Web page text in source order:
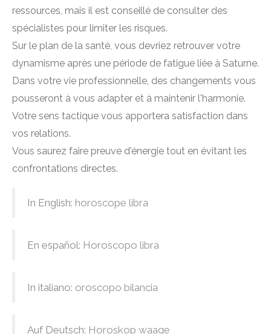
ressources, mais il est conseillé de consulter des
spécialistes pour limiter les risques.
Sur le plan de la santé, vous devriez retrouver votre
dynamisme après une période de fatigue liée à Saturne.
Dans votre vie professionnelle, des changements vous
pousseront à vous adapter et à maintenir l'harmonie.
Votre sens tactique vous apportera satisfaction dans
vos relations.
Vous saurez faire preuve d'énergie tout en évitant les
confrontations directes.
In English: horoscope libra
En español: Horoscopo libra
In italiano: oroscopo bilancia
Auf Deutsch: Horoskop waage